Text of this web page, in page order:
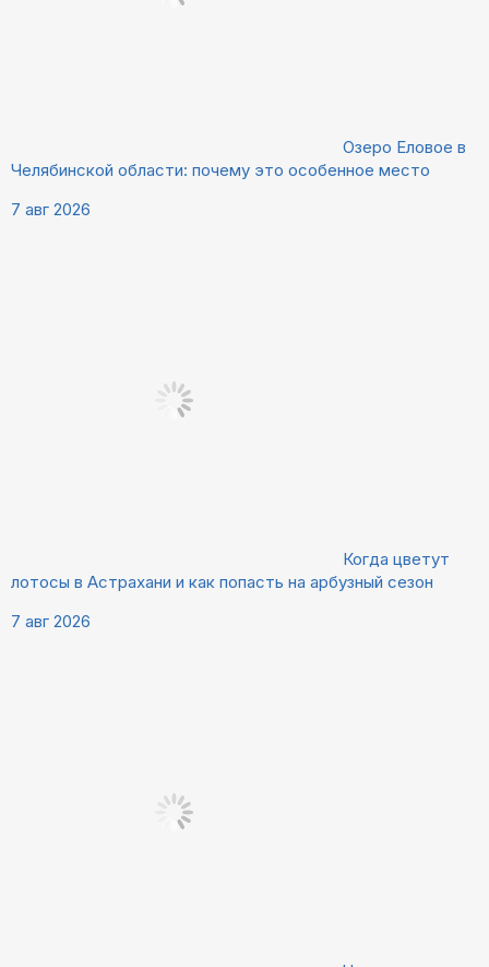
Озеро Еловое в
Челябинской области: почему это особенное место
7 авг 2026
Когда цветут
лотосы в Астрахани и как попасть на арбузный сезон
7 авг 2026